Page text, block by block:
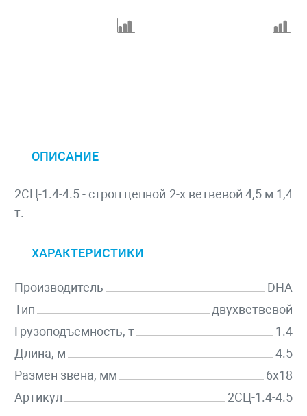
ОПИСАНИЕ
2СЦ-1.4-4.5 - строп цепной 2-х ветвевой 4,5 м 1,4
т.
ХАРАКТЕРИСТИКИ
Производитель
DHA
Тип
двухветвевой
Грузоподъемность, т
1.4
Длина, м
4.5
Размен звена, мм
6х18
Артикул
2СЦ-1.4-4.5